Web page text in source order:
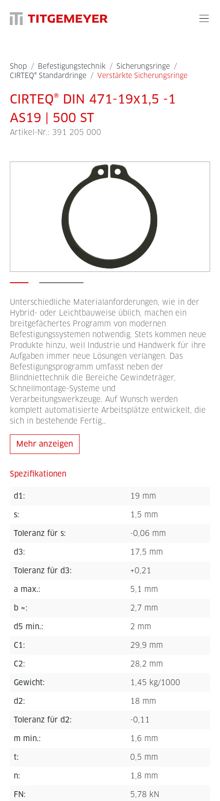
Shop / Befestigungstechnik / Sicherungsringe /
CIRTEQ® Standardringe / Verstärkte Sicherungsringe
CIRTEQ® DIN 471-19x1,5 -1
AS19 | 500 ST
Artikel-Nr.: 391 205 000
Unterschiedliche Materialanforderungen, wie in der
Hybrid- oder Leichtbauweise üblich, machen ein
breitgefächertes Programm von modernen
Befestigungssystemen notwendig. Stets kommen neue
Produkte hinzu, weil Industrie und Handwerk für ihre
Aufgaben immer neue Lösungen verlangen. Das
Befestigungsprogramm umfasst neben der
Blindniettechnik die Bereiche Gewindeträger,
Schnellmontage-Systeme und
Verarbeitungswerkzeuge. Auf Wunsch werden
komplett automatisierte Arbeitsplätze entwickelt, die
sich in bestehende Fertig…
Mehr anzeigen
Spezifikationen
d1: 19 mm
s: 1,5 mm
Toleranz für s: -0,06 mm
d3: 17,5 mm
Toleranz für d3: +0,21
a max.: 5,1 mm
b ≈: 2,7 mm
d5 min.: 2 mm
C1: 29,9 mm
C2: 28,2 mm
Gewicht: 1,45 kg/1000
d2: 18 mm
Toleranz für d2: -0,11
m min.: 1,6 mm
t: 0,5 mm
n: 1,8 mm
FN: 5,78 kN